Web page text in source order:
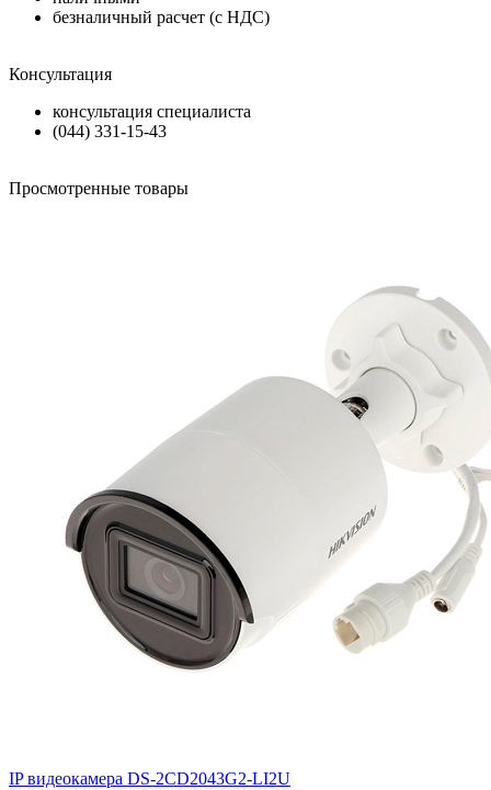
безналичный расчет (с НДС)
Консультация
консультация специалиста
(044) 331-15-43
Просмотренные товары
IP видеокамера DS-2CD2043G2-LI2U